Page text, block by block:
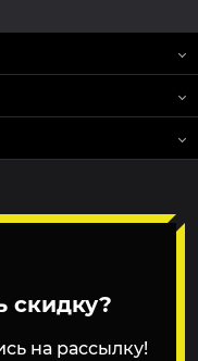
скидку?
на рассылку!